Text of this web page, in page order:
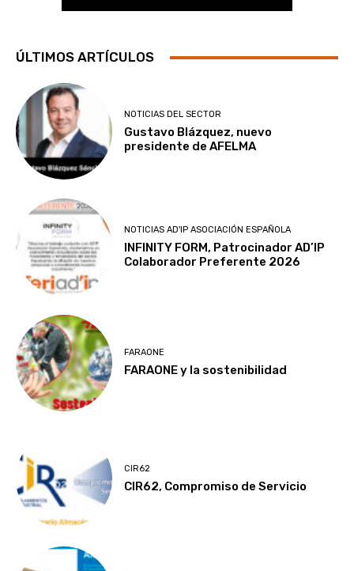
ÚLTIMOS ARTÍCULOS
NOTICIAS DEL SECTOR
Gustavo Blázquez, nuevo
presidente de AFELMA
NOTICIAS AD'IP ASOCIACIÓN ESPAÑOLA
INFINITY FORM, Patrocinador AD’IP
Colaborador Preferente 2026
FARAONE
FARAONE y la sostenibilidad
CIR62
CIR62, Compromiso de Servicio